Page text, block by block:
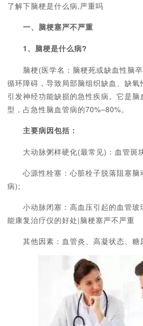
了解下脑梗是什么病,严重吗
一、脑梗塞严不严重
1、脑梗是什么病?
脑梗(医学名：脑梗死或缺血性脑卒
循环障碍，导致局部脑组织缺血、缺氧
引发神经功能缺损的急性疾病。它是
型，占急性脑血管病的70%–80%。
主要病因包括：
大动脉粥样硬化(最常见)：血管斑
心源性栓塞：心脏栓子脱落阻塞脑
病);
小动脉闭塞：高血压引起的血管玻
能康复治疗仪的好处|脑梗塞严不严重
其他因素：血管炎、高凝状态、糖